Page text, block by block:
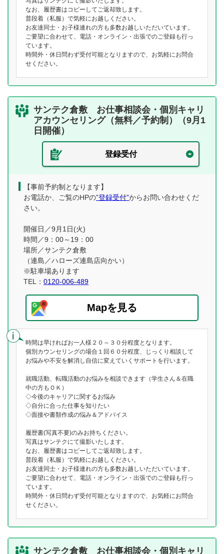
なお、履歴書はコピーしてご返却致します。
普段着（私服）で気軽にお越しください。
お友達同士・お子様連れの方も多数お越しいただいています。
ご要望に合わせて、電話・オンライン・出張でのご登録も行っ
ています。
時間外・休日問わず受付可能となりますので、お気軽にお問合
せください。
サンテク倉敷 お仕事相談会・個別キャリ
アカウンセリング（無料／予約制）（9月1
日開催）
登録受付
【事前予約制となります】
お電話か、ご覧のHPの”登録受付”からお問い合わせくだ
さい。
開催日／9月1日(火)
時間／9：00～19：00
場所／サンテク倉敷
（連島／ハローズ連島店向かい）
※駐車場あります
TEL： 0120-006-489
Mapを見る
時間は早ければお一人様２０～３０分程度となります。
個別カウンセリングの場合１回６０分程度、じっくり相談して
お悩みや不安を解消し自信に変えていくサポートを行います。
就職活動、転職活動のお悩みを相談できます（学生さん＆在職
中の方もＯＫ）
◇今後のキャリアに関するお悩み
◇自分に合った仕事を知りたい
◇面接や書類作成の悩み＆アドバイス
履歴書(写真不要)のみお持ちください。
写真はサンテクにて撮影いたします。
なお、履歴書はコピーしてご返却致します。
普段着（私服）で気軽にお越しください。
お友達同士・お子様連れの方も多数お越しいただいています。
ご要望に合わせて、電話・オンライン・出張でのご登録も行っ
ています。
時間外・休日問わず受付可能となりますので、お気軽にお問合
せください。
サンテク倉敷 お仕事相談会・個別キャリ